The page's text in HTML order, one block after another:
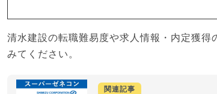
清水建設の転職難易度や求人情報・内定獲
みてください。
関連記事